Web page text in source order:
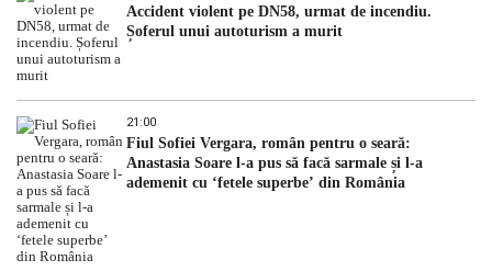
Accident violent pe DN58, urmat de incendiu.
Șoferul unui autoturism a murit
21:00
Fiul Sofiei Vergara, român pentru o seară:
Anastasia Soare l-a pus să facă sarmale și l-a
ademenit cu ‘fetele superbe’ din România